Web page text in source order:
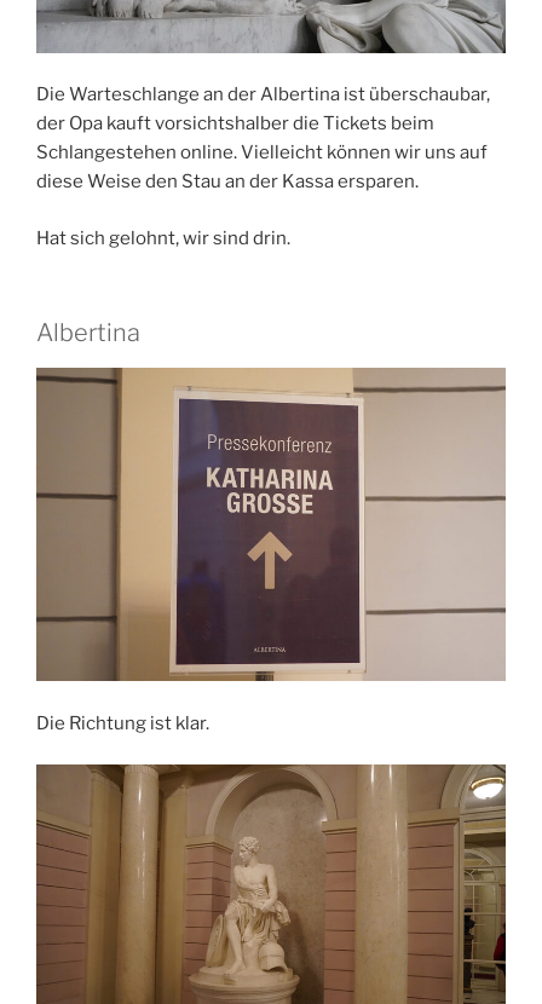
Die Warteschlange an der Albertina ist überschaubar,
der Opa kauft vorsichtshalber die Tickets beim
Schlangestehen online. Vielleicht können wir uns auf
diese Weise den Stau an der Kassa ersparen.
Hat sich gelohnt, wir sind drin.
Albertina
Die Richtung ist klar.